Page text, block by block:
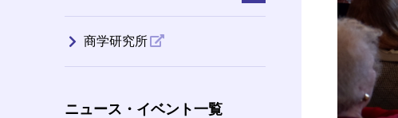
商学研究所
ニュース・イベント一覧